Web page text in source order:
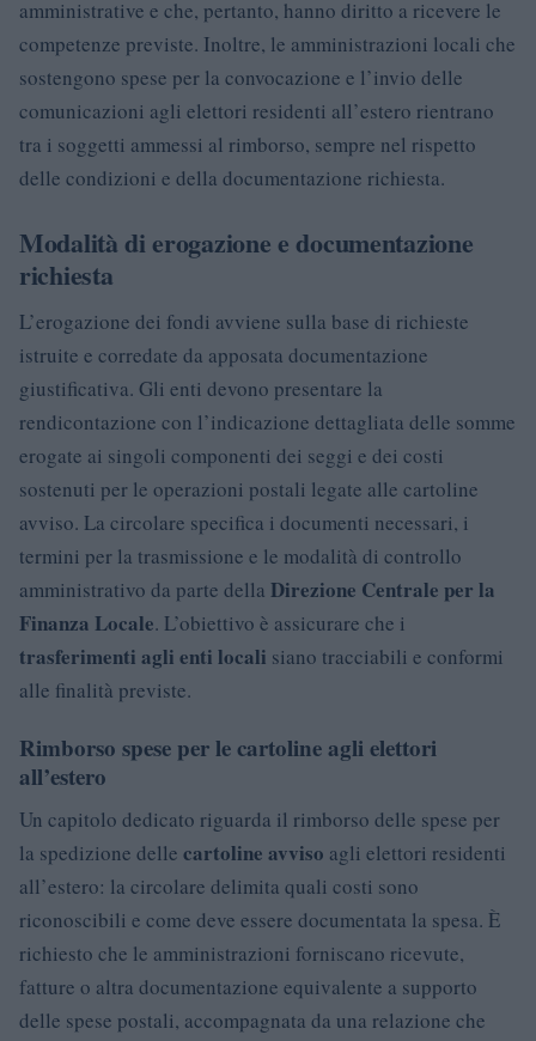
amministrative e che, pertanto, hanno diritto a ricevere le
competenze previste. Inoltre, le amministrazioni locali che
sostengono spese per la convocazione e l’invio delle
comunicazioni agli elettori residenti all’estero rientrano
tra i soggetti ammessi al rimborso, sempre nel rispetto
delle condizioni e della documentazione richiesta.
Modalità di erogazione e documentazione
richiesta
L’erogazione dei fondi avviene sulla base di richieste
istruite e corredate da apposata documentazione
giustificativa. Gli enti devono presentare la
rendicontazione con l’indicazione dettagliata delle somme
erogate ai singoli componenti dei seggi e dei costi
sostenuti per le operazioni postali legate alle cartoline
avviso. La circolare specifica i documenti necessari, i
termini per la trasmissione e le modalità di controllo
amministrativo da parte della Direzione Centrale per la
Finanza Locale. L’obiettivo è assicurare che i
trasferimenti agli enti locali siano tracciabili e conformi
alle finalità previste.
Rimborso spese per le cartoline agli elettori
all’estero
Un capitolo dedicato riguarda il rimborso delle spese per
la spedizione delle cartoline avviso agli elettori residenti
all’estero: la circolare delimita quali costi sono
riconoscibili e come deve essere documentata la spesa. È
richiesto che le amministrazioni forniscano ricevute,
fatture o altra documentazione equivalente a supporto
delle spese postali, accompagnata da una relazione che